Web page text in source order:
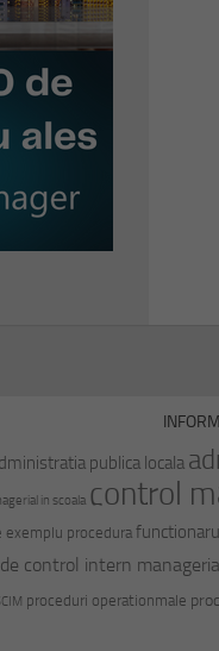
publica locala
in scoala control
exemplu procedura
control intern
proceduri operationmale